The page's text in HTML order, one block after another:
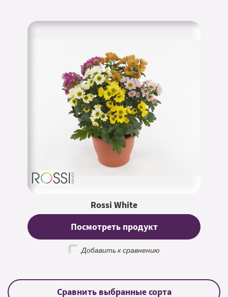
Rossi White
Посмотреть продукт
Добавить к сравнению